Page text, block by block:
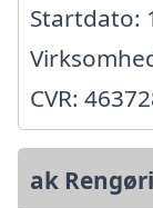
Startdato:
CVR:
ak